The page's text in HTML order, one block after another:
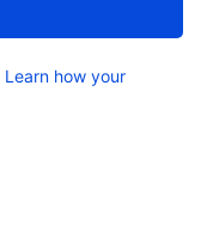
Learn how your